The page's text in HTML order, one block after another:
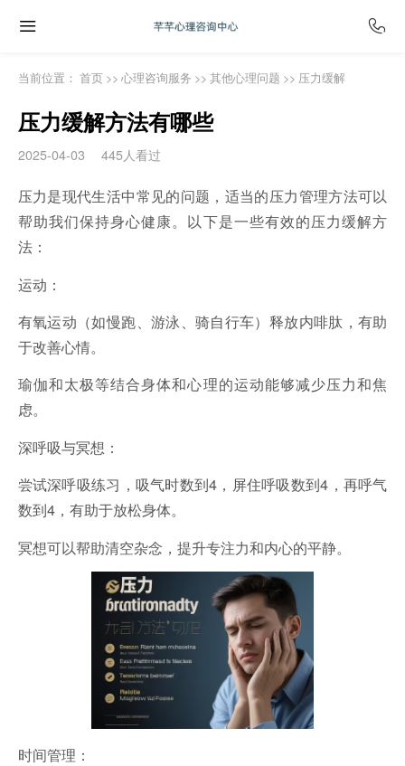
当前位置： 首页>> 心理咨询服务 >> 其他心理问题 >> 压力缓解
压力缓解方法有哪些
2025-04-03 445人看过
压力是现代生活中常见的问题，适当的压力管理方法可以
帮助我们保持身心健康。以下是一些有效的压力缓解方
法：
运动：
有氧运动（如慢跑、游泳、骑自行车）释放内啡肽，有助
于改善心情。
瑜伽和太极等结合身体和心理的运动能够减少压力和焦
虑。
深呼吸与冥想：
尝试深呼吸练习，吸气时数到4，屏住呼吸数到4，再呼气
数到4，有助于放松身体。
冥想可以帮助清空杂念，提升专注力和内心的平静。
时间管理：